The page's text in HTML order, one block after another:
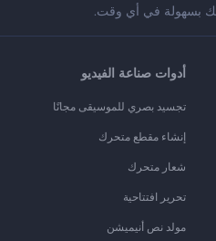
بسهولة في أي وقت.
أدوات صناعة الفيديو
تجسيد بصري للموسيقى مجانًا
إنشاء مقطع متحرك
شعار متحرك
تحرير افتتاحية
مولد نص أنيميشن